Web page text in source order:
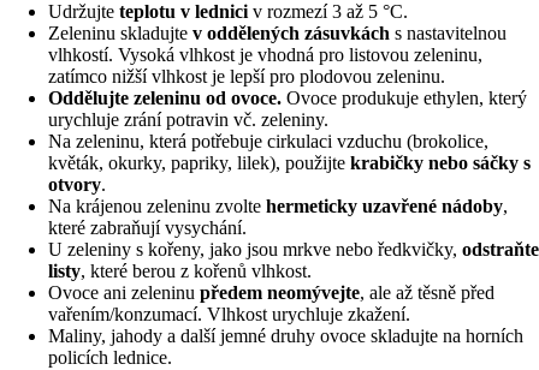
Udržujte teplotu v lednici v rozmezí 3 až 5 °C.
Zeleninu skladujte v oddělených zásuvkách s nastavitelnou
vlhkostí. Vysoká vlhkost je vhodná pro listovou zeleninu,
zatímco nižší vlhkost je lepší pro plodovou zeleninu.
Oddělujte zeleninu od ovoce. Ovoce produkuje ethylen, který
urychluje zrání potravin vč. zeleniny.
Na zeleninu, která potřebuje cirkulaci vzduchu (brokolice,
květák, okurky, papriky, lilek), použijte krabičky nebo sáčky s
otvory.
Na krájenou zeleninu zvolte hermeticky uzavřené nádoby,
které zabraňují vysychání.
U zeleniny s kořeny, jako jsou mrkve nebo ředkvičky, odstraňte
listy, které berou z kořenů vlhkost.
Ovoce ani zeleninu předem neomývejte, ale až těsně před
vařením/konzumací. Vlhkost urychluje zkažení.
Maliny, jahody a další jemné druhy ovoce skladujte na horních
policích lednice.